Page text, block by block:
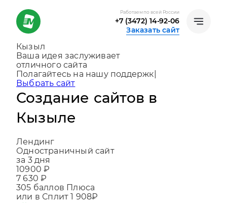
Работаем по всей России
+7 (3472) 14-92-06
Заказать сайт
Кызыл
Ваша идея заслуживает
отличного сайта
Создаем, консультируем и помогаем
развиватьс|
Выбрать сайт
Создание сайтов в
Кызыле
Лендинг
Одностраничный сайт
за 3 дня
10900 ₽
7 630 ₽
305баллов Плюса